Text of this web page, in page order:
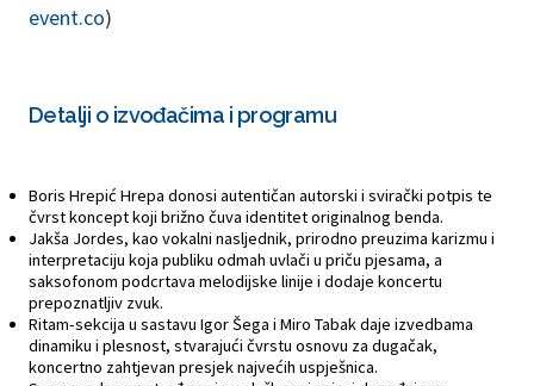
event.co)
Detalji o izvođačima i programu
Boris Hrepić Hrepa donosi autentičan autorski i svirački potpis te
čvrst koncept koji brižno čuva identitet originalnog benda.
Jakša Jordes, kao vokalni nasljednik, prirodno preuzima karizmu i
interpretaciju koja publiku odmah uvlači u priču pjesama, a
saksofonom podcrtava melodijske linije i dodaje koncertu
prepoznatljiv zvuk.
Ritam-sekcija u sastavu Igor Šega i Miro Tabak daje izvedbama
dinamiku i plesnost, stvarajući čvrstu osnovu za dugačak,
koncertno zahtjevan presjek najvećih uspješnica.